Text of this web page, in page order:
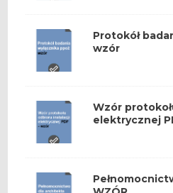
Protokół
wzór
Wzór
elektrycznej